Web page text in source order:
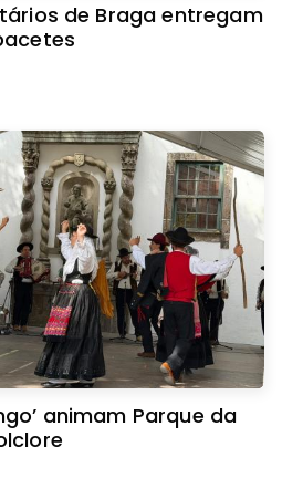
de Braga entregam
animam Parque da